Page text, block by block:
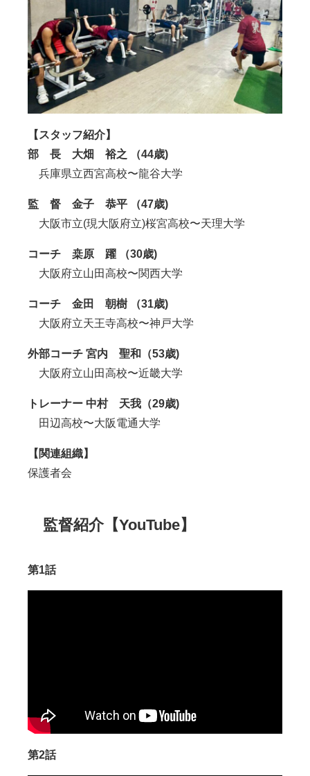
【スタッフ紹介】
部 長 大畑 裕之 （44歳)
兵庫県立西宮高校〜龍谷大学
監 督 金子 恭平 （47歳)
大阪市立(現大阪府立)桜宮高校〜天理大学
コーチ 桒原 躍 （30歳)
大阪府立山田高校〜関西大学
コーチ 金田 朝樹 （31歳)
大阪府立天王寺高校〜神戸大学
外部コーチ 宮内 聖和（53歳)
大阪府立山田高校〜近畿大学
トレーナー 中村 天我（29歳)
田辺高校〜大阪電通大学
【関連組織】
保護者会
監督紹介【YouTube】
第1話
第2話